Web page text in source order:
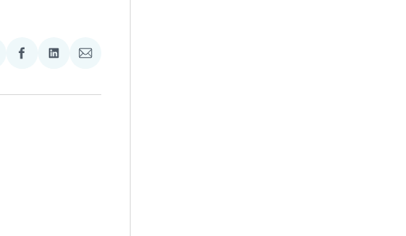
Zdieľať
Facebooku
Zdieľať
LinkedIne
Zdieľať
E-